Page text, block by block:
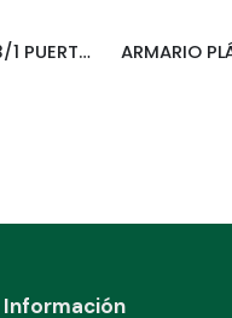
ARMARIO PLÁSTICO PRG353/1 PUERTA TRANSP. ROKER 315X330X210MM
Información